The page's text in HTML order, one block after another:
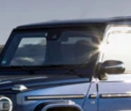
転半径：５．４ｍ●使用燃料：